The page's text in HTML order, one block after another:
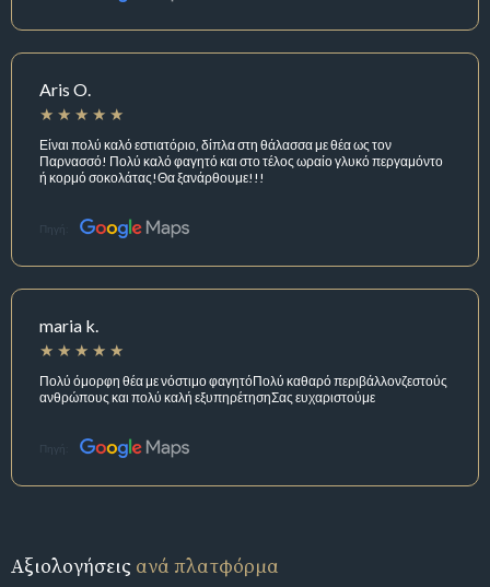
Aris O.
Είναι πολύ καλό εστιατόριο, δίπλα στη θάλασσα με θέα ως τον
Παρνασσό! Πολύ καλό φαγητό και στο τέλος ωραίο γλυκό περγαμόντο
ή κορμό σοκολάτας!Θα ξανάρθουμε!!!
Πηγή:
maria k.
Πολύ όμορφη θέα με νόστιμο φαγητόΠολύ καθαρό περιβάλλονζεστούς
ανθρώπους και πολύ καλή εξυπηρέτησηΣας ευχαριστούμε
Πηγή:
Αξιολογήσεις ανά πλατφόρμα